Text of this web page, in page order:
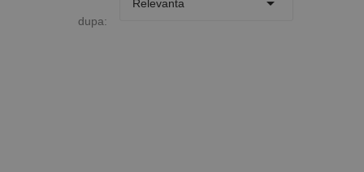
dupa:
Relevanta